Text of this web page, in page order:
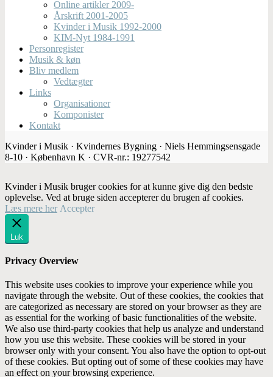
Online artikler 2009-
Årskrift 2001-2005
Kvinder i Musik 1992-2000
KIM-Nyt 1984-1991
Personregister
Musik & køn
Bliv medlem
Vedtægter
Links
Organisationer
Komponister
Kontakt
Kvinder i Musik · Kvindernes Bygning · Niels Hemmingsensgade
8-10 · København K · CVR-nr.: 19277542
Kvinder i Musik bruger cookies for at kunne give dig den bedste
oplevelse. Ved at bruge siden accepterer du brugen af cookies.
Læs mere her Accepter
Luk
Privacy Overview
This website uses cookies to improve your experience while you
navigate through the website. Out of these cookies, the cookies that
are categorized as necessary are stored on your browser as they are
as essential for the working of basic functionalities of the website.
We also use third-party cookies that help us analyze and understand
how you use this website. These cookies will be stored in your
browser only with your consent. You also have the option to opt-out
of these cookies. But opting out of some of these cookies may have
an effect on your browsing experience.